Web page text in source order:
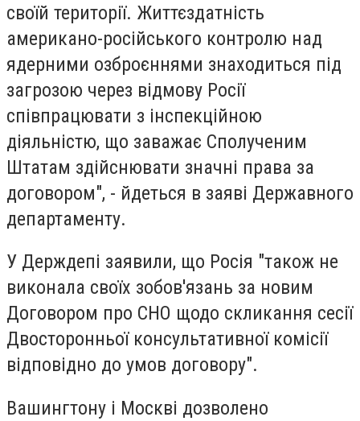
своїй території. Життєздатність
американо-російського контролю над
ядерними озброєннями знаходиться під
загрозою через відмову Росії
співпрацювати з інспекційною
діяльністю, що заважає Сполученим
Штатам здійснювати значні права за
договором", - йдеться в заяві Державного
департаменту.
У Держдепі заявили, що Росія "також не
виконала своїх зобов'язань за новим
Договором про СНО щодо скликання сесії
Двосторонньої консультативної комісії
відповідно до умов договору".
Вашингтону і Москві дозволено